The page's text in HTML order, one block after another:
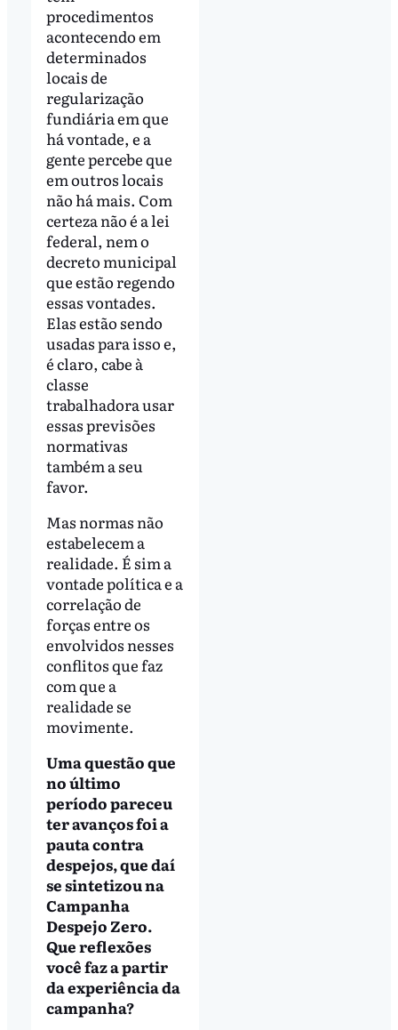
procedimentos
acontecendo em
determinados
locais de
regularização
fundiária em que
há vontade, e a
gente percebe que
em outros locais
não há mais. Com
certeza não é a lei
federal, nem o
decreto municipal
que estão regendo
essas vontades.
Elas estão sendo
usadas para isso e,
é claro, cabe à
classe
trabalhadora usar
essas previsões
normativas
também a seu
favor.
Mas normas não
estabelecem a
realidade. É sim a
vontade política e a
correlação de
forças entre os
envolvidos nesses
conflitos que faz
com que a
realidade se
movimente.
Uma questão que
no último
período pareceu
ter avanços foi a
pauta contra
despejos, que daí
se sintetizou na
Campanha
Despejo Zero.
Que reflexões
você faz a partir
da experiência da
campanha?